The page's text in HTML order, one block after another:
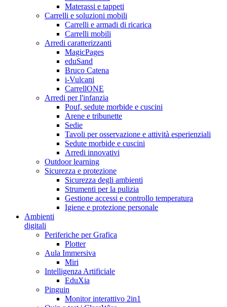
Materassi e tappeti
Carrelli e soluzioni mobili
Carrelli e armadi di ricarica
Carrelli mobili
Arredi caratterizzanti
MagicPages
eduSand
Bruco Catena
i-Vulcani
CarrellONE
Arredi per l'infanzia
Pouf, sedute morbide e cuscini
Arene e tribunette
Sedie
Tavoli per osservazione e attività esperienziali
Sedute morbide e cuscini
Arredi innovativi
Outdoor learning
Sicurezza e protezione
Sicurezza degli ambienti
Strumenti per la pulizia
Gestione accessi e controllo temperatura
Igiene e protezione personale
Ambienti
digitali
Periferiche per Grafica
Plotter
Aula Immersiva
Miri
Intelligenza Artificiale
EduXia
Pinguin
Monitor interattivo 2in1